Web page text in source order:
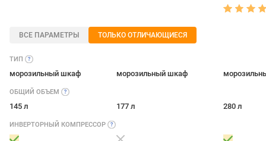
ВСЕ ПАРАМЕТРЫ ТОЛЬКО ОТЛИЧАЮЩИЕСЯ
ТИП
морозильный шкаф морозильный шкаф
ОБЩИЙ ОБЪЕМ
145 л 177 л 280 л
ИНВЕРТОРНЫЙ КОМПРЕССОР